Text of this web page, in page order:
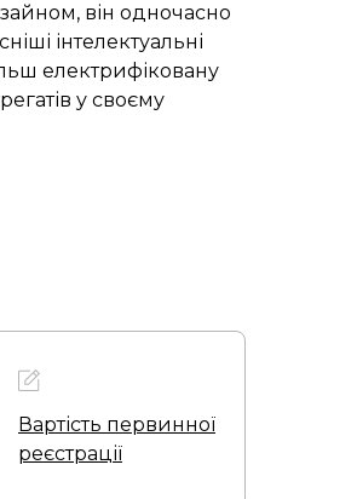
він одночасно
інтелектуальні
електрифіковану
у своєму
Вартість первинної
реєстрації